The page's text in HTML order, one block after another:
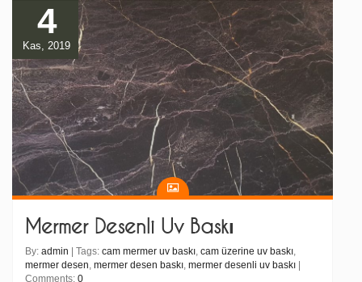
4
Kas, 2019
Mermer Desenli Uv Baskı
By: admin | Tags: cam mermer uv baskı, cam üzerine uv baskı,
mermer desen, mermer desen baskı, mermer desenli uv baskı
Comments: 0